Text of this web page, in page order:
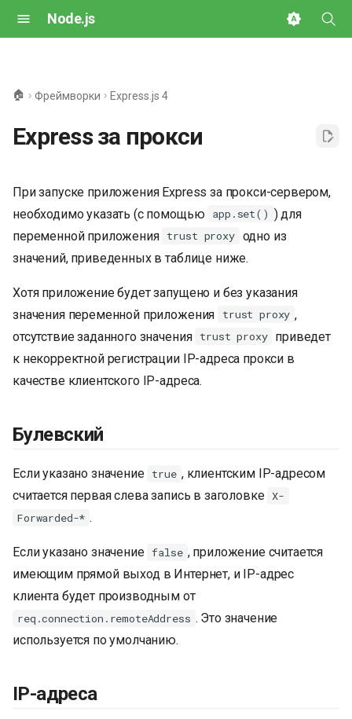
Node.js
ц
л
ц
и
и
🏠 Фреймворки Express.js 4
Express за прокси
При запуске приложения Express за прокси-сервером,
необходимо указать (с помощью app.set() ) для
переменной приложения trust proxy одно из
значений, приведенных в таблице ниже.
Хотя приложение будет запущено и без указания
значения переменной приложения
trust proxy ,
отсутствие заданного значения trust proxy приведет
к некорректной регистрации IP-адреса прокси в
качестве клиентского IP-адреса.
Булевский
Если указано значение true , клиентским IP-адресом
считается первая слева запись в заголовке X-
Forwarded-* .
Если указано значение false , приложение считается
имеющим прямой выход в Интернет, и IP-адрес
клиента будет производным от
req.connection.remoteAddress . Это значение
используется по умолчанию.
IP-адреса